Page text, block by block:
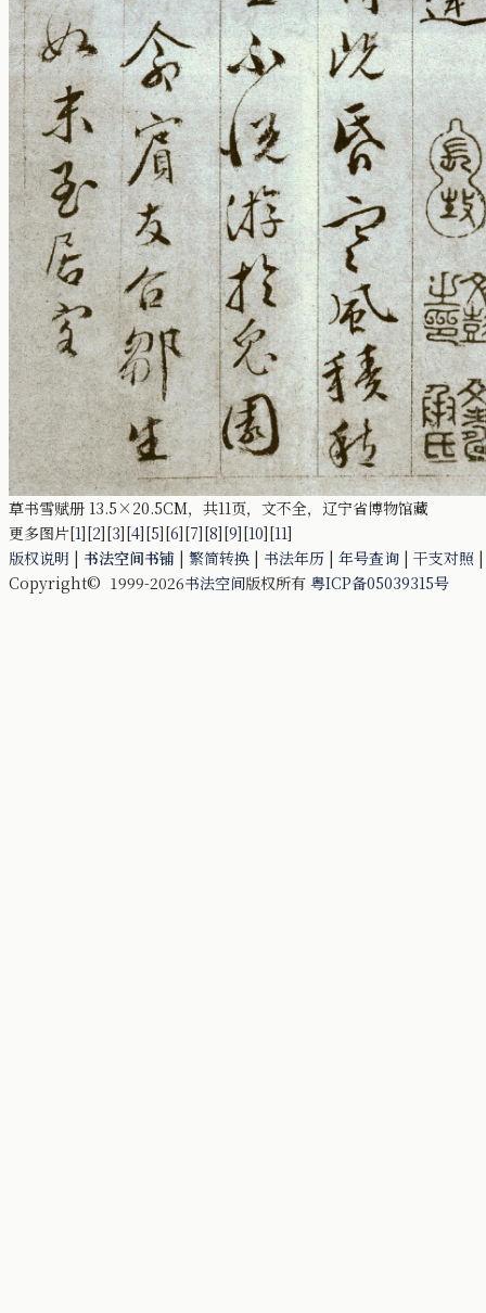
草书雪赋册 13.5×20.5CM，共11页，文不全，辽宁省博物馆藏
更多图片[1][2][3][4][5][6][7][8][9][10][11]
版权说明 | 书法空间书铺 | 繁简转换 | 书法年历 | 年号查询 | 干支对照
Copyright© 1999-2026书法空间版权所有 粤ICP备05039315号